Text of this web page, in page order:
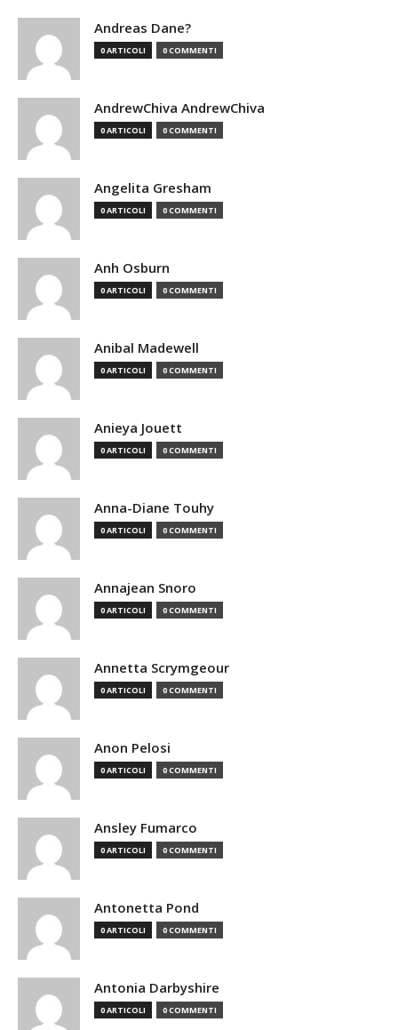
Andreas Dane?
0 ARTICOLI 0 COMMENTI
AndrewChiva AndrewChiva
0 ARTICOLI 0 COMMENTI
Angelita Gresham
0 ARTICOLI 0 COMMENTI
Anh Osburn
0 ARTICOLI 0 COMMENTI
Anibal Madewell
0 ARTICOLI 0 COMMENTI
Anieya Jouett
0 ARTICOLI 0 COMMENTI
Anna-Diane Touhy
0 ARTICOLI 0 COMMENTI
Annajean Snoro
0 ARTICOLI 0 COMMENTI
Annetta Scrymgeour
0 ARTICOLI 0 COMMENTI
Anon Pelosi
0 ARTICOLI 0 COMMENTI
Ansley Fumarco
0 ARTICOLI 0 COMMENTI
Antonetta Pond
0 ARTICOLI 0 COMMENTI
Antonia Darbyshire
0 ARTICOLI 0 COMMENTI